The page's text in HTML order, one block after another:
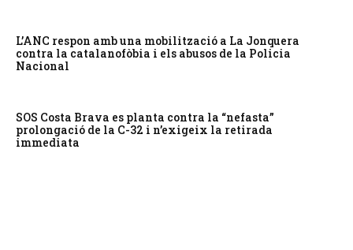
L’ANC respon amb una mobilització a La Jonquera
contra la catalanofòbia i els abusos de la Policia
Nacional
SOS Costa Brava es planta contra la “nefasta”
prolongació de la C-32 i n’exigeix la retirada
immediata